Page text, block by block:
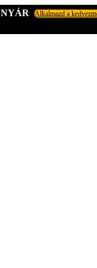
NYÁR Alkalmazd a